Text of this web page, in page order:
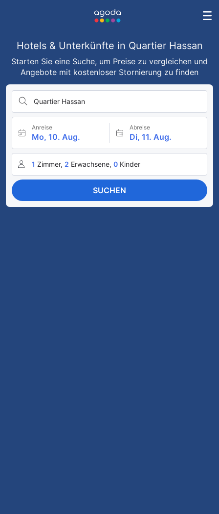
Hotels & Unterkünfte in Quartier Hassan
Starten Sie eine Suche, um Preise zu vergleichen und
Angebote mit kostenloser Stornierung zu finden
Quartier Hassan
Anreise
Mo, 10. Aug.
Abreise
Di, 11. Aug.
1 Zimmer, 2 Erwachsene, 0 Kinder
SUCHEN